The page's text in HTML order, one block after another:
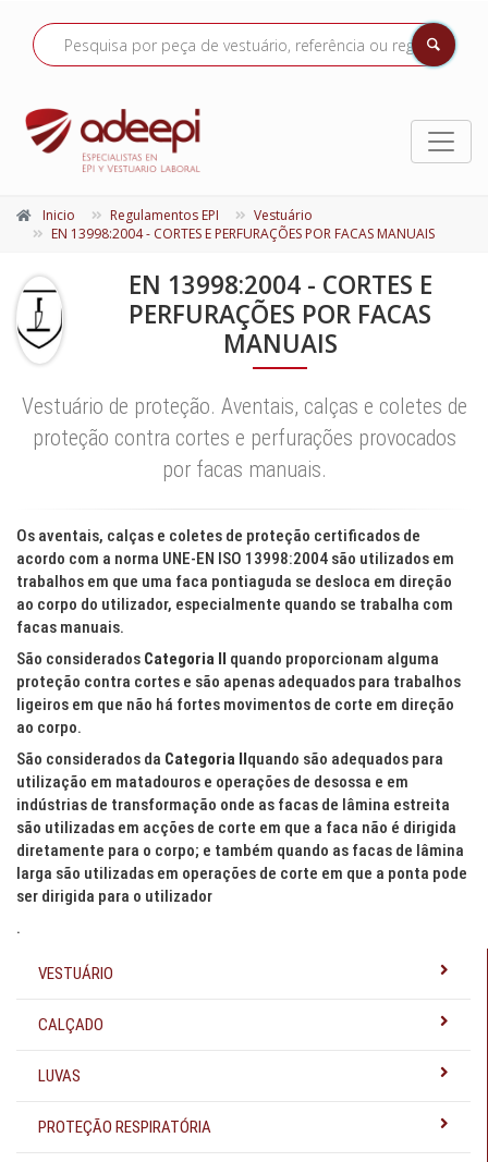
Inicio Regulamentos EPI
Vestuário
EN 13998:2004 - CORTES E PERFURAÇÕES POR FACAS MANUAIS
VESTUÁRIO
CALÇADO
LUVAS
PROTEÇÃO RESPIRATÓRIA
EN 13998:2004 - CORTES E
PERFURAÇÕES POR FACAS
MANUAIS
Vestuário de proteção. Aventais, calças e coletes de
proteção contra cortes e perfurações provocados
por facas manuais.
Os aventais, calças e coletes de proteção certificados de
acordo com a norma UNE-EN ISO 13998:2004 são utilizados em
trabalhos em que uma faca pontiaguda se desloca em direção
ao corpo do utilizador, especialmente quando se trabalha com
facas manuais.
São considerados Categoria II
quando proporcionam alguma
proteção contra cortes e são apenas adequados para trabalhos
ligeiros em que não há fortes movimentos de corte em direção
ao corpo.
São considerados da Categoria II quando são adequados para
utilização em matadouros e operações de desossa e em
indústrias de transformação onde as facas de lâmina estreita
são utilizadas em acções de corte em que a faca não é dirigida
diretamente para o corpo; e também quando as facas de lâmina
larga são utilizadas em operações de corte em que a ponta pode
ser dirigida para o utilizador
.